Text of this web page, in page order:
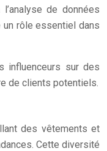
de données
un rôle essentiel dans
influenceurs sur des
de clients potentiels.
des vêtements et
Cette diversité